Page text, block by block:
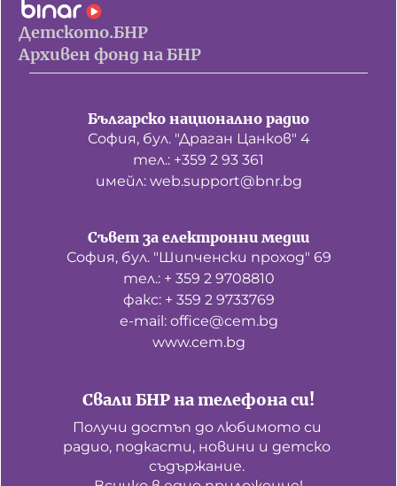
Детското.БНР
Архивен фонд на БНР
Българско национално радио
София, бул. "Драган Цанков" 4
тел.: +359 2 93 361
имейл: web.support@bnr.bg
Свали БНР на телефона си!
Получи достъп до любимото си
радио, подкасти, новини и детско
съдържание.
Съвет за електронни медии
София, бул. "Шипченски проход" 69
тел.: + 359 2 9708810
факс: + 359 2 9733769
е-mail: office@cem.bg
www.cem.bg